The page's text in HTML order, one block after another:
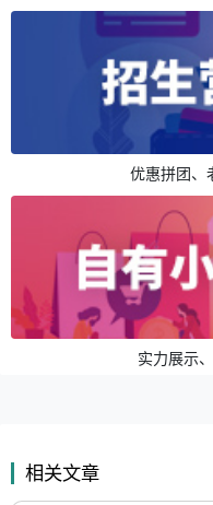
优惠拼团、
实力展示
相关文章